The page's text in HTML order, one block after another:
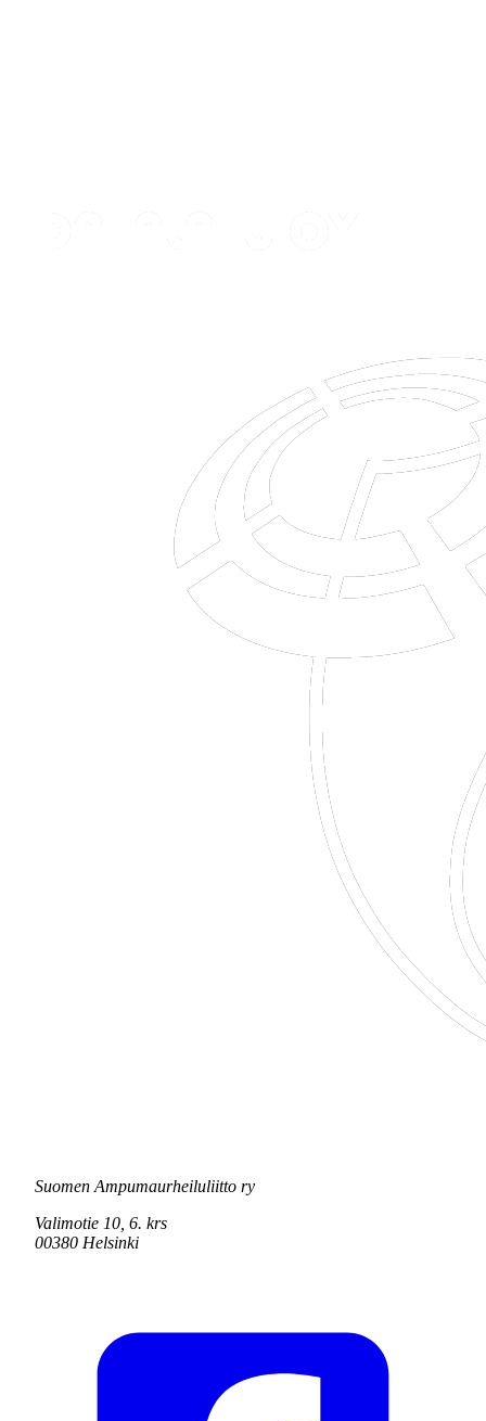
Suomen Ampumaurheiluliitto ry
Valimotie 10, 6. krs
00380 Helsinki